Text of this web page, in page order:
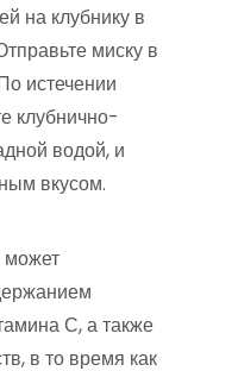
на клубнику в
миску в
истечении
клубнично-
водой, и
вкусом.
может
С, а также
в то время как